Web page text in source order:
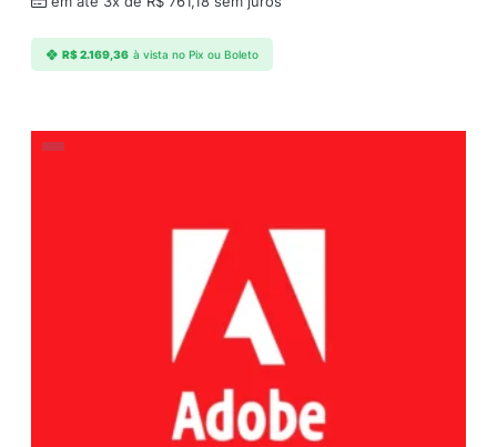
R$2.169,36 à vista no Pix ou Boleto